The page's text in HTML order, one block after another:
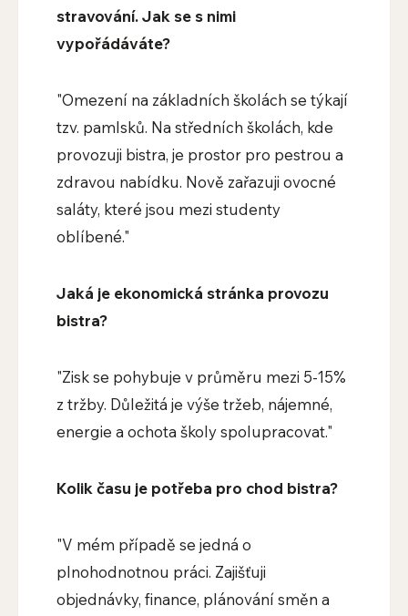
stravování. Jak se s nimi
vypořádáváte?
"Omezení na základních školách se týkají
tzv. pamlsků. Na středních školách, kde
provozuji bistra, je prostor pro pestrou a
zdravou nabídku. Nově zařazuji ovocné
saláty, které jsou mezi studenty
oblíbené."
Jaká je ekonomická stránka provozu
bistra?
"Zisk se pohybuje v průměru mezi 5-15%
z tržby. Důležitá je výše tržeb, nájemné,
energie a ochota školy spolupracovat."
Kolik času je potřeba pro chod bistra?
"V mém případě se jedná o
plnohodnotnou práci. Zajišťuji
objednávky, finance, plánování směn a